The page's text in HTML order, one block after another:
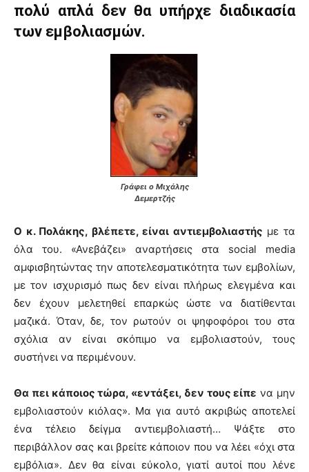
πολύ απλά δεν θα υπήρχε διαδικασία
των εμβολιασμών.
Γράφει ο Μιχάλης
Δεμερτζής
Ο κ. Πολάκης, βλέπετε, είναι αντιεμβολιαστής με τα
όλα του. «Ανεβάζει» αναρτήσεις στα social media
αμφισβητώντας την αποτελεσματικότητα των εμβολίων,
με τον ισχυρισμό πως δεν είναι πλήρως ελεγμένα και
δεν έχουν μελετηθεί επαρκώς ώστε να διατίθενται
μαζικά. Όταν, δε, τον ρωτούν οι ψηφοφόροι του στα
σχόλια αν είναι σκόπιμο να εμβολιαστούν, τους
συστήνει να περιμένουν.
Θα πει κάποιος τώρα, «εντάξει, δεν τους είπε να μην
εμβολιαστούν κιόλας». Μα για αυτό ακριβώς αποτελεί
ένα τέλειο δείγμα αντιεμβολιαστή… Ψάξτε στο
περιβάλλον σας και βρείτε κάποιον που να λέει «όχι στα
εμβόλια». Δεν θα είναι εύκολο, γιατί αυτοί που λένε